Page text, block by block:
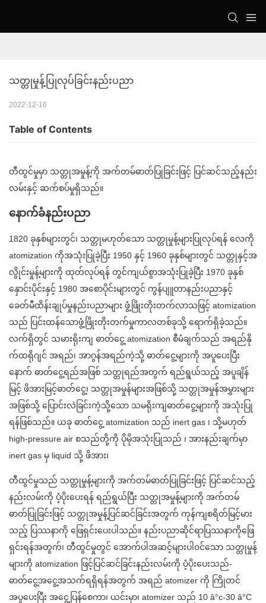
သတ္တုမှုန့်ပြုလုပ်ခြင်းနည်းပညာ
2022-12-16
Table of Contents
တီထွင်မှုမှာ သတ္တုအမှုန့်ကို အက်တမ်ဓာတ်ပြုခြင်းဖြင့် ပြင်ဆင်သည့်နည်း
လမ်းနှင့် ဆက်စပ်မှုရှိသည်။
နောက်ခံနည်းပညာ
1820 ခုနှစ်များတွင်၊ သတ္တုမဟုတ်သော သတ္တုမှုန့်များပြုလုပ်ရန် လေကို
atomization ကိုအသုံးပြုခဲ့ပြီး 1950 နှင့် 1960 ခုနှစ်များတွင် သတ္တုနှင့်အ
လွိုင်းမှုန့်များကို ထုတ်လုပ်ရန် တွင်ကျယ်စွာအသုံးပြုခဲ့ပြီး 1970 ခုနှစ်
နှောင်းပိုင်းနှင့် 1980 အစောပိုင်းများတွင် ကွန်ပျူတာနည်းပညာနှင့်
ခေတ်မီထိန်းချုပ်မှုနည်းပညာများ ဖွံ့ဖြိုးတိုးတက်လာသဖြင့် atomization
သည် ပြင်းထန်သောဖွံ့ဖြိုးတိုးတက်မှုကာလတစ်ခုသို့ ရောက်ရှိခဲ့သည်။
လက်ရှိတွင် သမားရိုးကျ ဓာတ်ငွေ့ atomization စီမံချက်သည် အရည်နို
က်ထရိုဂျင် အရည်၊ အာဂွန်အရည်ကဲ့သို့ ဓာတ်ငွေ့များကို အပူပေးပြီး
နောက် ဓာတ်ငွေ့ရည်အဖြစ် သတ္တုရည်အတွက် ရည်ရွယ်သည့် အပူချိန်
မြင့် ဖိအားမြင့်ဓာတ်ငွေ့၊ သတ္တုအမှုန်များအဖြစ်သို့ သတ္တုအမှုန်အမွှားများ
အဖြစ်သို့ ပြောင်းလဲခြင်းကဲ့သို့သော သမရိုးကျဓာတ်ငွေ့များကို အသုံးပြု
ရန်ဖြစ်သည်။ ယခု ဓာတ်ငွေ့ atomization သည် inert gas ၊ သို့မဟုတ်
high-pressure air စသည်တို့ကို ပိုမိုအသုံးပြုသည် ၊ အားနည်းချက်မှာ
inert gas မှ liquid သို့ ဖိအား၊
တီထွင်မှုသည် သတ္တုမှုန့်များကို အက်တမ်ဓာတ်ပြုခြင်းဖြင့် ပြင်ဆင်သည့်
နည်းလမ်းကို ပံ့ပိုးပေးရန် ရည်ရွယ်ပြီး သတ္တုအမှုန့်များကို အက်တမ်
ဓာတ်ပြုခြင်းဖြင့် သတ္တုအမှုန့်ပြင်ဆင်ခြင်းအတွက် ကုန်ကျစရိတ်မြင့်မား
သည့် ပြဿနာကို ဖြေရှင်းပေးပါသည်။ နည်းပညာဆိုင်ရာပြဿနာကိုဖြေ
ရှင်းရန်အတွက်၊ တီထွင်မှုတွင် အောက်ပါအဆင့်များပါ၀င်သော သတ္တုမှုန့်
များကို atomization ဖြင့်ပြင်ဆင်ခြင်းနည်းလမ်းကို ပံ့ပိုးပေးသည်-
ဓာတ်ငွေ့အငွေ့အသက်ရရှိရန်အတွက် အရည် atomizer ကို ကြိုတင်
အပူပေးပြီး အငွေ့ပြန်စေကာ၊ ယင်းမှာ၊ atomizer သည် 10 â°c-30 â°C